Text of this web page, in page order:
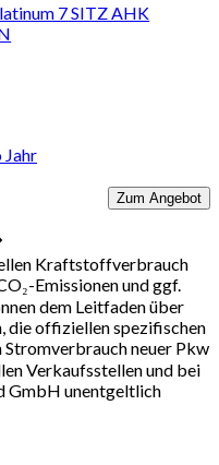
7 SITZ AHK
Jahr
Zum Angebot
Kraftstoffverbrauch
Emissionen und ggf.
dem Leitfaden über
offiziellen spezifischen
neuer Pkw
Verkaufsstellen und bei
GmbH unentgeltlich